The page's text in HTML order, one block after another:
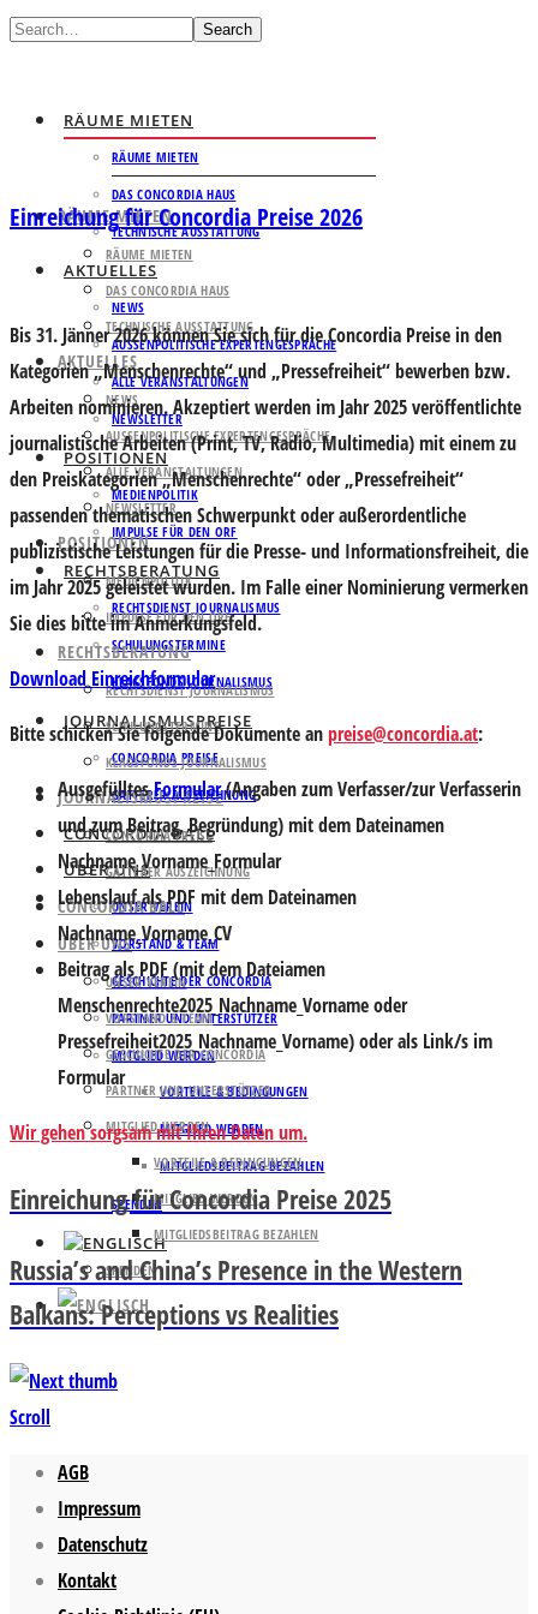
Search
RÄUME MIETEN
RÄUME MIETEN
DAS CONCORDIA HAUS
TECHNISCHE AUSSTATTUNG
AKTUELLES
NEWS
AUSSENPOLITISCHE EXPERTENGESPRÄCHE
ALLE VERANSTALTUNGEN
NEWSLETTER
POSITIONEN
MEDIENPOLITIK
IMPULSE FÜR DEN ORF
RECHTSBERATUNG
RECHTSDIENST JOURNALISMUS
SCHULUNGSTERMINE
KLAGSFONDS JOURNALISMUS
JOURNALISMUSPREISE
CONCORDIA PREISE
GATTERER AUSZEICHNUNG
CONCORDIA BALL
ÜBER UNS
UNSER VEREIN
VORSTAND & TEAM
GESCHICHTE DER CONCORDIA
PARTNER UND UNTERSTÜTZER
MITGLIED WERDEN
VORTEILE & BEDINGUNGEN
MITGLIED WERDEN
MITGLIEDSBEITRAG BEZAHLEN
SPENDEN
RÄUME MIETEN
RÄUME MIETEN
DAS CONCORDIA HAUS
TECHNISCHE AUSSTATTUNG
AKTUELLES
NEWS
AUSSENPOLITISCHE EXPERTENGESPRÄCHE
ALLE VERANSTALTUNGEN
NEWSLETTER
POSITIONEN
MEDIENPOLITIK
IMPULSE FÜR DEN ORF
RECHTSBERATUNG
RECHTSDIENST JOURNALISMUS
SCHULUNGSTERMINE
KLAGSFONDS JOURNALISMUS
JOURNALISMUSPREISE
CONCORDIA PREISE
GATTERER AUSZEICHNUNG
CONCORDIA BALL
ÜBER UNS
UNSER VEREIN
VORSTAND & TEAM
GESCHICHTE DER CONCORDIA
PARTNER UND UNTERSTÜTZER
MITGLIED WERDEN
VORTEILE & BEDINGUNGEN
MITGLIED WERDEN
MITGLIEDSBEITRAG BEZAHLEN
SPENDEN
Einreichung für Concordia Preise 2026
Bis 31. Jänner 2026 können Sie sich für die Concordia Preise in den
Kategorien „Menschenrechte“ und „Pressefreiheit“ bewerben bzw.
Arbeiten nominieren. Akzeptiert werden im Jahr 2025 veröffentlichte
journalistische Arbeiten (Print, TV, Radio, Multimedia) mit einem zu
den Preiskategorien „Menschenrechte“ oder „Pressefreiheit“
passenden thematischen Schwerpunkt oder außerordentliche
publizistische Leistungen für die Presse- und Informationsfreiheit, die
im Jahr 2025 geleistet wurden. Im Falle einer Nominierung vermerken
Sie dies bitte im Anmerkungsfeld.
Download Einreichformular
Bitte schicken Sie folgende Dokumente anpreise@concordia.at:
AusgefülltesFormular(Angaben zum Verfasser/zur Verfasserin
und zum Beitrag, Begründung) mit dem Dateinamen
Nachname_Vorname_Formular
Lebenslaufals PDF mit dem Dateinamen
Nachname_Vorname_CV
Beitragals PDF (mit dem Dateiamen
Menschenrechte2025_Nachname_Vorname oder
Pressefreiheit2025_Nachname_Vorname) oder als Link/s im
Formular
Wir gehen sorgsam mit Ihren Daten um.
Einreichung für Concordia Preise 2025
Russia’s and China’s Presence in the Western
Balkans: Perceptions vs Realities
Scroll
AGB
Impressum
Datenschutz
Kontakt